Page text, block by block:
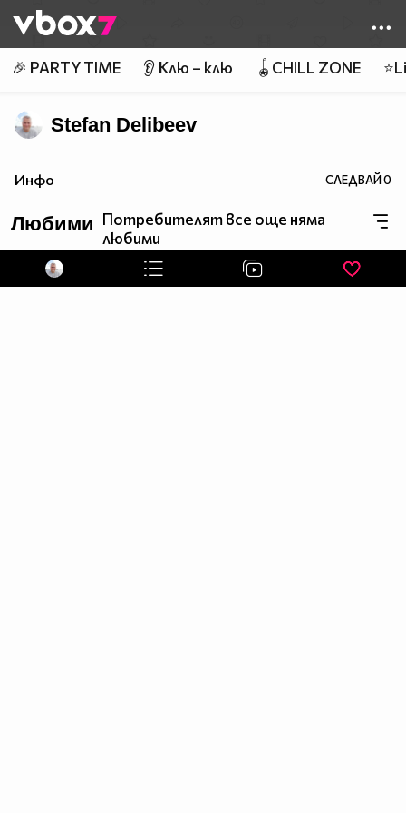
👾
🎉 PARTY TIME 👂 Клю – клю 🪀CHILL ZONE
Stefan Delibeev
Инфо СЛЕДВАЙ0
Любими Потребителят все още няма
любими